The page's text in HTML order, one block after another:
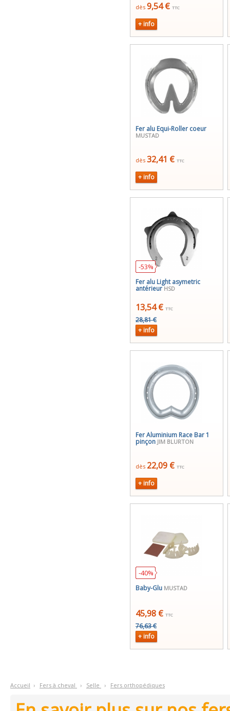
dès 9,54 € TTC
+ info
Fer alu Equi-Roller coeur
MUSTAD
dès 32,41 € TTC
+ info
-53%
Fer alu Light asymetric
antérieurHSD
13,54 € TTC
28,81 €
+ info
Fer Aluminium Race Bar 1
pinçon JIM BLURTON
dès 22,09 € TTC
+ info
-40%
Baby-Glu MUSTAD
45,98 € TTC
76,63 €
+ info
Accueil › Fers à cheval › Selle › Fers orthopédiques